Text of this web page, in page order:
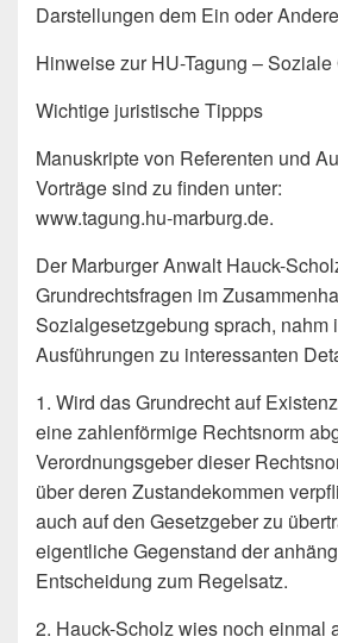
Darstellungen dem Ein oder
Hinweise zur HU-Tagung –
Wichtige juristische Tippps
Manuskripte von Referenten und
Vorträge sind zu finden unter:
www.tagung.hu-marburg.de.
Der Marburger Anwalt Hauck-
Grundrechtsfragen im
Sozialgesetzgebung sprach, nahm
Ausführungen zu interessanten
1. Wird das Grundrecht auf
eine zahlenförmige Rechtsnorm
Verordnungsgeber dieser
über deren Zustandekommen
auch auf den Gesetzgeber zu
eigentliche Gegenstand der
Entscheidung zum Regelsatz.
2. Hauck-Scholz wies noch einmal